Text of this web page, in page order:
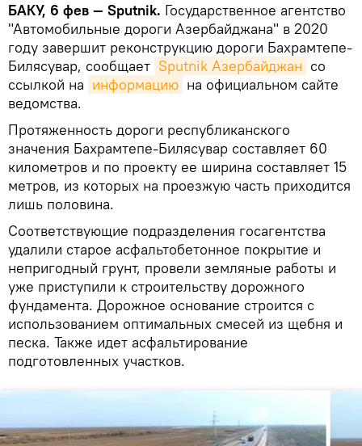
БАКУ, 6 фев — Sputnik. Государственное агентство
"Автомобильные дороги Азербайджана" в 2020
году завершит реконструкцию дороги Бахрамтепе-
Билясувар, сообщает Sputnik Азербайджан со
ссылкой на информацию на официальном сайте
ведомства.
Протяженность дороги республиканского
значения Бахрамтепе-Билясувар составляет 60
километров и по проекту ее ширина составляет 15
метров, из которых на проезжую часть приходится
лишь половина.
Соответствующие подразделения госагентства
удалили старое асфальтобетонное покрытие и
непригодный грунт, провели земляные работы и
уже приступили к строительству дорожного
фундамента. Дорожное основание строится с
использованием оптимальных смесей из щебня и
песка. Также идет асфальтирование
подготовленных участков.